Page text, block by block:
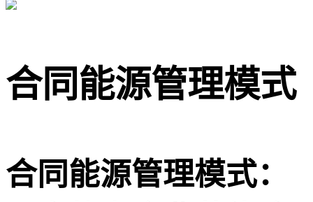
合同能源管理模式
合同能源管理模式：